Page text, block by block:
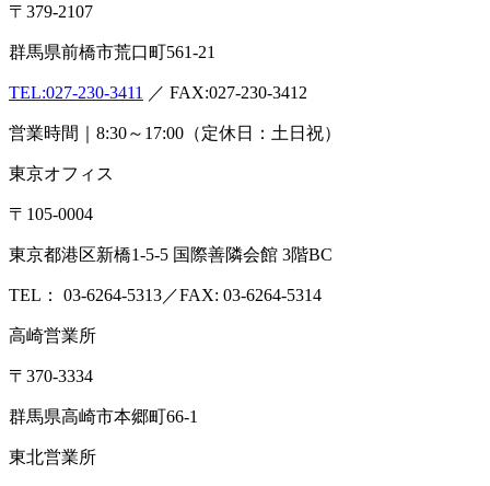
〒379-2107
群馬県前橋市荒口町561-21
TEL:027-230-3411 ／ FAX:027-230-3412
営業時間｜8:30～17:00（定休日：土日祝）
東京オフィス
〒105-0004
東京都港区新橋1-5-5 国際善隣会館 3階BC
TEL： 03-6264-5313／FAX: 03-6264-5314
高崎営業所
〒370-3334
群馬県高崎市本郷町66-1
東北営業所